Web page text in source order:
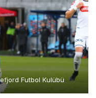
Futbol Kulübü